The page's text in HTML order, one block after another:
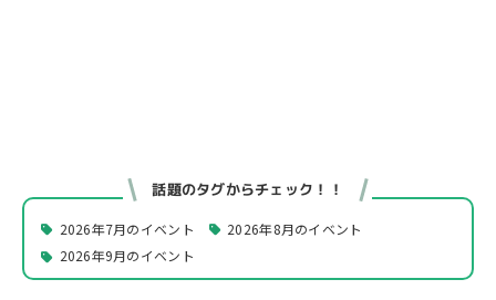
話題のタグからチェック！！
2026年7月のイベント
2026年8月のイベント
2026年9月のイベント